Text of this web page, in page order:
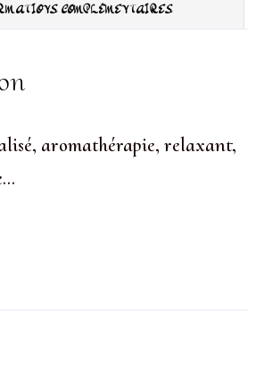
COMPLÉMENTAIRES
aromathérapie, relaxant,